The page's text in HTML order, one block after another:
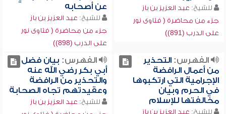
للشيخ: عبد العزيز بن باز
جزء من محاضرة ( فتاوى نور
على الدرب (891))
عن أصحابه
للشيخ: عبد العزيز بن باز
جزء من محاضرة ( فتاوى نور
على الدرب (898))
الفهرس:التحذير
من أعمال الرافضة
الإجرامية التي ارتكبوها
في الحرم وبيان
مخالفتها للإسلام
للشيخ: عبد العزيز بن باز
الفهرس: بيان فضل
أبي بكر رضي الله عنه
والتحذير من الرافضة
وعقيدتهم تجاه الصحابة
للشيخ: عبد العزيز بن باز